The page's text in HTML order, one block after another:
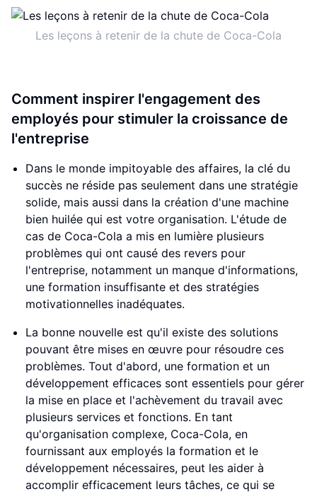
Les leçons à retenir de la chute de Coca-Cola
Comment inspirer l'engagement des
employés pour stimuler la croissance de
l'entreprise
Dans le monde impitoyable des affaires, la clé du
succès ne réside pas seulement dans une stratégie
solide, mais aussi dans la création d'une machine
bien huilée qui est votre organisation. L'étude de
cas de Coca-Cola a mis en lumière plusieurs
problèmes qui ont causé des revers pour
l'entreprise, notamment un manque d'informations,
une formation insuffisante et des stratégies
motivationnelles inadéquates.
La bonne nouvelle est qu'il existe des solutions
pouvant être mises en œuvre pour résoudre ces
problèmes. Tout d'abord, une formation et un
développement efficaces sont essentiels pour gérer
la mise en place et l'achèvement du travail avec
plusieurs services et fonctions. En tant
qu'organisation complexe, Coca-Cola, en
fournissant aux employés la formation et le
développement nécessaires, peut les aider à
accomplir efficacement leurs tâches, ce qui se